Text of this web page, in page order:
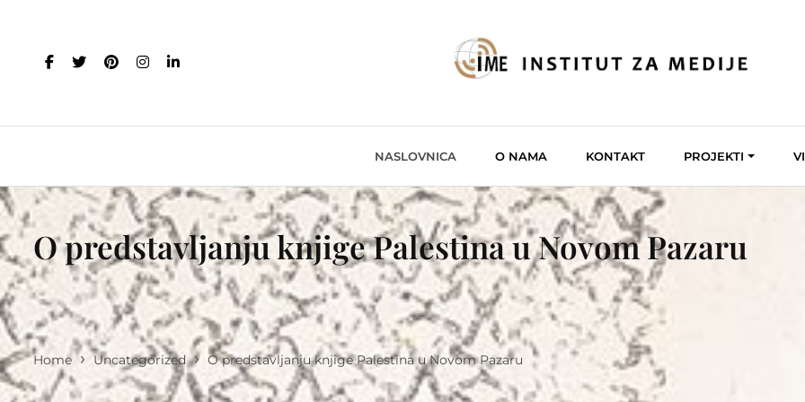
NASLOVNICA O NAMA KONTAKT PROJEKTI
O predstavljanju knjige Palestina u Novom Pazaru
Home › Uncategorized › O predstavljanju knjige Palestina u Novom Pazaru